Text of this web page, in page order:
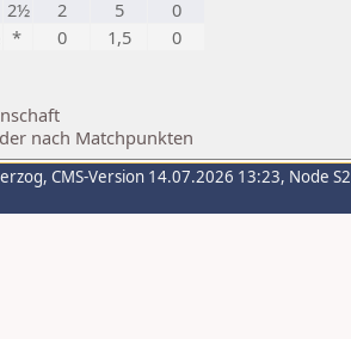
2½ 2 5
0
* 0 1,5
0
nach Matchpunkten
, CMS-Version 14.07.2026 13:23, Node S2